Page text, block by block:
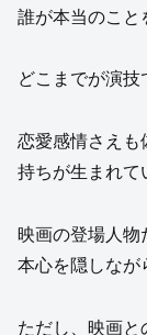
誰が本当のこと
どこまでが演技
恋愛感情さえも
持ちが生まれて
映画の登場人物
本心を隠しなが
ただし、映画と